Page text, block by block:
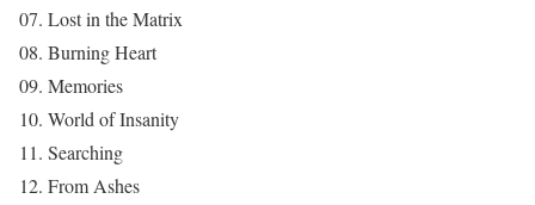
07. Lost in the Matrix
08. Burning Heart
09. Memories
10. World of Insanity
11. Searching
12. From Ashes